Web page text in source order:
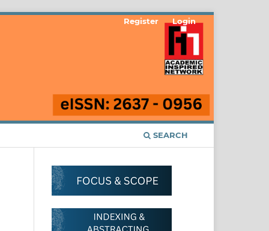
SEARCH
Register Login